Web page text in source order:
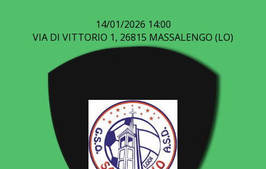
14/01/2026 14:00
VIA DI VITTORIO 1, 26815 MASSALENGO (LO)